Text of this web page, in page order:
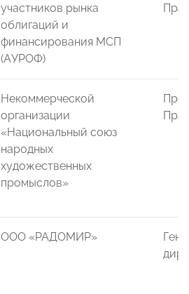
участников рынка
облигаций и
финансирования МСП
(АУРОФ)
Некоммерческой
организации
«Национальный союз
народных
художественных
промыслов»
ООО «РАДОМИР»